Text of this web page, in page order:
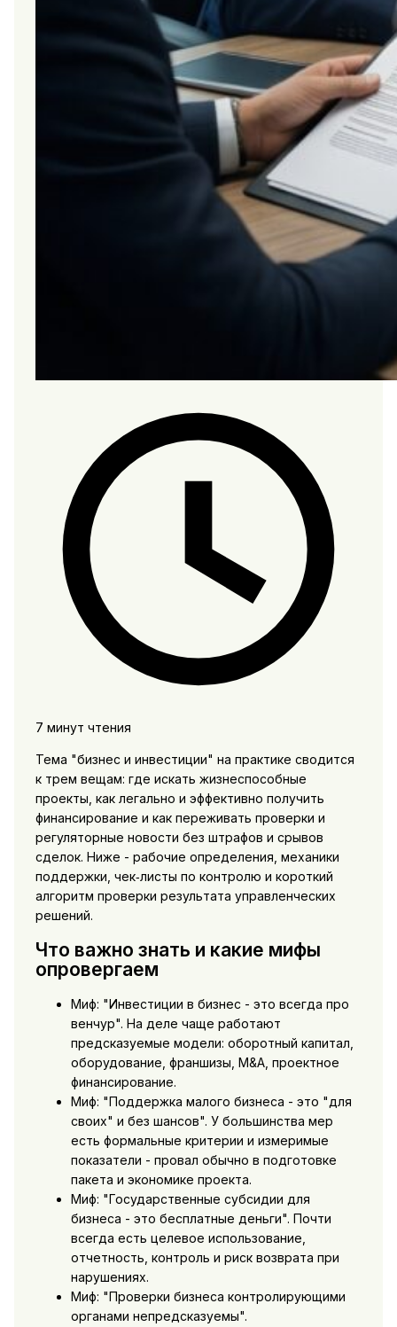
7 минут чтения
Тема "бизнес и инвестиции" на практике сводится
к трем вещам: где искать жизнеспособные
проекты, как легально и эффективно получить
финансирование и как переживать проверки и
регуляторные новости без штрафов и срывов
сделок. Ниже - рабочие определения, механики
поддержки, чек‑листы по контролю и короткий
алгоритм проверки результата управленческих
решений.
Что важно знать и какие мифы
опровергаем
Миф: "Инвестиции в бизнес - это всегда про
венчур". На деле чаще работают
предсказуемые модели: оборотный капитал,
оборудование, франшизы, M&A, проектное
финансирование.
Миф: "Поддержка малого бизнеса - это "для
своих" и без шансов". У большинства мер
есть формальные критерии и измеримые
показатели - провал обычно в подготовке
пакета и экономике проекта.
Миф: "Государственные субсидии для
бизнеса - это бесплатные деньги". Почти
всегда есть целевое использование,
отчетность, контроль и риск возврата при
нарушениях.
Миф: "Проверки бизнеса контролирующими
органами непредсказуемы".